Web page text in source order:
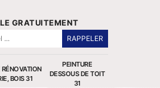
GRATUITEMENT
RÉNOVATION
BOIS 31
PEINTURE
DESSOUS DE TOIT
31